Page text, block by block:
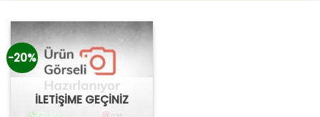
-20%
İLETİŞİME GEÇİNİZ